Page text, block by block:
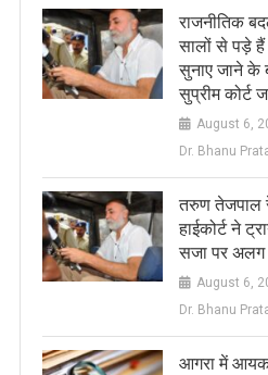
राजनीतिक
सालों से पड़े
सुनाए जाने के
सुप्रीम कोर्ट
August 6,
Dr. Bhanu
तरुण तेजपाल
हाईकोर्ट ने
सजा पर अलग
August 6,
Dr. Bhanu
आगरा में आयकर